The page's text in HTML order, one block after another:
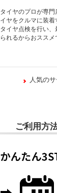
タイヤのプロが専
イヤをクルマに装
タイヤ点検を行い
られるからおススメ
人気の
ご利用方